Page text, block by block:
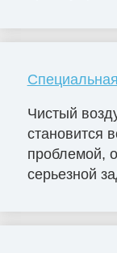
Чистый
становится
проблемой,
серьезной